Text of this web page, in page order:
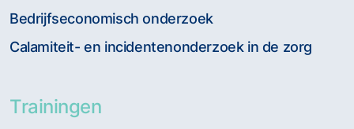
Bedrijfseconomisch onderzoek
Calamiteit- en incidentenonderzoek in de zorg
Trainingen